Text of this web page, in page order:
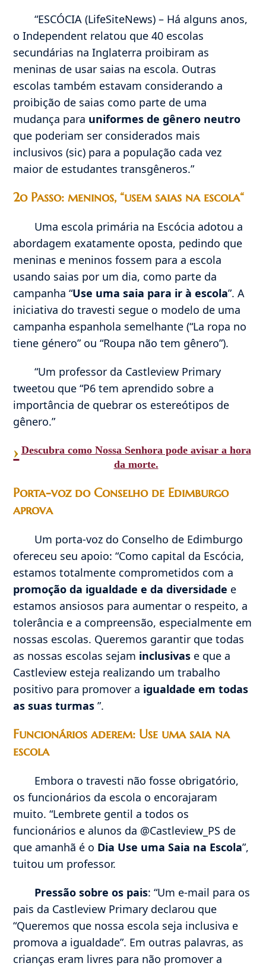
“ESCÓCIA (LifeSiteNews) – Há alguns anos,
o Independent relatou que 40 escolas
secundárias na Inglaterra proibiram as
meninas de usar saias na escola. Outras
escolas também estavam considerando a
proibição de saias como parte de uma
mudança para uniformes de gênero neutro
que poderiam ser considerados mais
inclusivos (sic) para a população cada vez
maior de estudantes transgêneros.”
2o Passo: meninos, “usem saias na escola“
Uma escola primária na Escócia adotou a
abordagem exatamente oposta, pedindo que
meninas e meninos fossem para a escola
usando saias por um dia, como parte da
campanha “Use uma saia para ir à escola”. A
iniciativa do travesti segue o modelo de uma
campanha espanhola semelhante (“La ropa no
tiene género” ou “Roupa não tem gênero”).
“Um professor da Castleview Primary
tweetou que “P6 tem aprendido sobre a
importância de quebrar os estereótipos de
gênero.”
› Descubra como Nossa Senhora pode avisar a hora
da morte.
Porta-voz do Conselho de Edimburgo
aprova
Um porta-voz do Conselho de Edimburgo
ofereceu seu apoio: “Como capital da Escócia,
estamos totalmente comprometidos com a
promoção da igualdade e da diversidade e
estamos ansiosos para aumentar o respeito, a
tolerância e a compreensão, especialmente em
nossas escolas. Queremos garantir que todas
as nossas escolas sejam inclusivas e que a
Castleview esteja realizando um trabalho
positivo para promover a igualdade em todas
as suas turmas ”.
Funcionários aderem: Use uma saia na
escola
Embora o travesti não fosse obrigatório,
os funcionários da escola o encorajaram
muito. “Lembrete gentil a todos os
funcionários e alunos da @Castleview_PS de
que amanhã é o Dia Use uma Saia na Escola”,
tuitou um professor.
Pressão sobre os pais: “Um e-mail para os
pais da Castleview Primary declarou que
“Queremos que nossa escola seja inclusiva e
promova a igualdade”. Em outras palavras, as
crianças eram livres para não promover a